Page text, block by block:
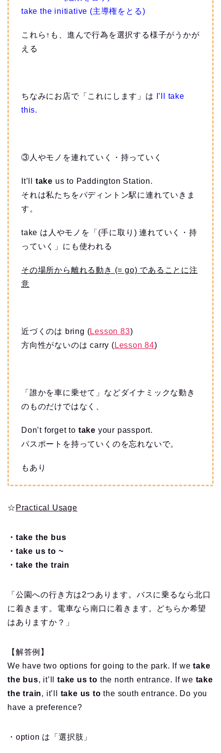
take the initiative (主導権をとる)
これら↑も、進んで行為を選択する様子がうかが
える
ちなみにお店で「これにします」は
I’ll take
this.
③人やモノを連れていく・持っていく
It’ll take us to Paddington Station.
それは私たちをパディントン駅に連れていきま
す。
take は人やモノを「(手に取り) 連れていく・持
っていく」にも使われる
その場所から離れる動き (= go) であることに注
意
近づくのは bring (Lesson 83)
方向性がないのは carry ( Lesson 84)
「誰かを車に乗せて」などダイナミックな動き
のものだけではなく、
Don’t forget to take your passport.
パスポートを持っていくのを忘れないで。
もあり
☆ Practical Usage
・take the bus
・take us to ~
・take the train
「公園への行き方は2つあります。バスに乗るなら北口
に着きます。電車なら南口に着きます。どちらか希望
はありますか？」
【解答例】
We have two options for going to the park. If wetake
the bus, it’lltake us to the north entrance. If we take
the train, it’ll take us to the south entrance. Do you
have a preference?
・option は「選択肢」